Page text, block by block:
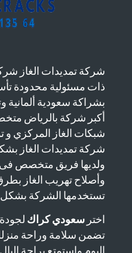
شركة تمديدات الغاز
بشراكة سعودية ألمانية
أكبر شركة بالرياض
شبكات الغاز المركزي و
شركة تمديدات الغاز
ولديها فريق متخصص
وأصلاح تهريب الغاز
تستخدمها الشركة
اختر سعودي كراك
تضمن سلامة وراحة